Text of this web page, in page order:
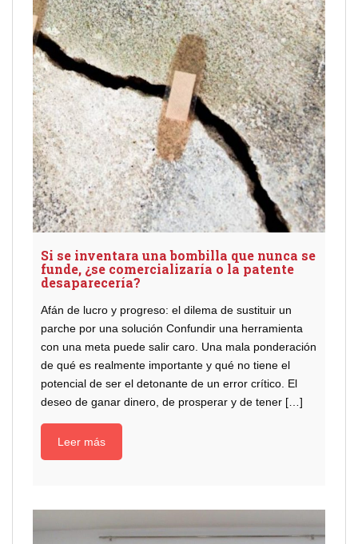
Si se inventara una bombilla que nunca se
funde, ¿se comercializaría o la patente
desaparecería?
Afán de lucro y progreso: el dilema de sustituir un
parche por una solución Confundir una herramienta
con una meta puede salir caro. Una mala ponderación
de qué es realmente importante y qué no tiene el
potencial de ser el detonante de un error crítico. El
deseo de ganar dinero, de prosperar y de tener […]
Leer más